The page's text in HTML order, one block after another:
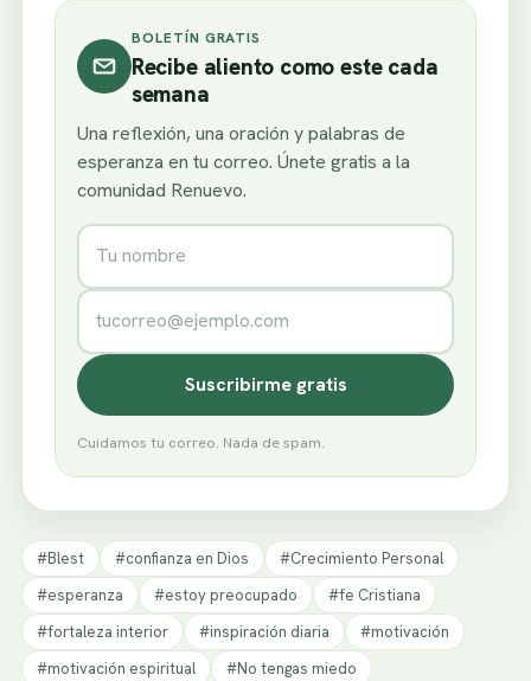
BOLETÍN GRATIS
Recibe aliento como este cada
semana
Una reflexión, una oración y palabras de
esperanza en tu correo. Únete gratis a la
comunidad Renuevo.
Nombre
Correo electrónico
Suscribirme gratis
Cuidamos tu correo. Nada de spam.
#Blest #confianza en Dios
#Crecimiento Personal
#esperanza
#estoy preocupado
#fe Cristiana
#fortaleza interior
#inspiración diaria
#motivación
#motivación espiritual
#No tengas miedo